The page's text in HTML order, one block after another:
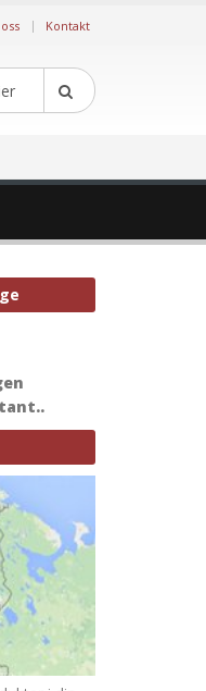
Kontakt